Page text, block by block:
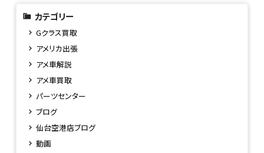
カテゴリー
Gクラス買取
アメリカ出張
アメ車解説
アメ車買取
パーツセンター
ブログ
仙台空港店ブログ
動画